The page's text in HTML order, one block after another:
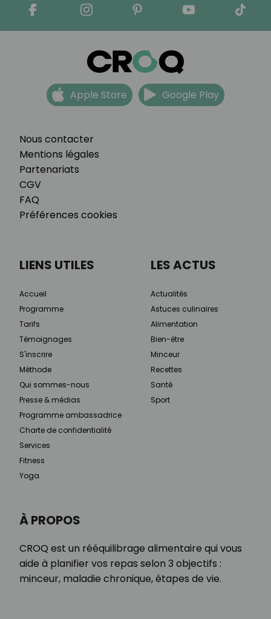
Nous contacter
Mentions légales
Partenariats
CGV
FAQ
Préférences cookies
Apple Store Google Play
À PROPOS
CROQ est un rééquilibrage alimentaire qui vous
aide à planifier vos repas selon 3 objectifs :
minceur, maladie chronique, étapes de vie.
LIENS UTILES
Accueil
Programme
Tarifs
Témoignages
S'inscrire
Méthode
Qui sommes-nous
Presse & médias
Programme ambassadrice
Charte de confidentialité
Services
Fitness
Yoga
LES ACTUS
Actualités
Astuces culinaires
Alimentation
Bien-être
Minceur
Recettes
Santé
Sport